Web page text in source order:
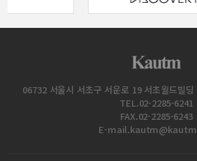
06732 서울시 서초구 서운로 19 서초월드빌
TEL.02-2285-6241
FAX.02-2285-6243
E-